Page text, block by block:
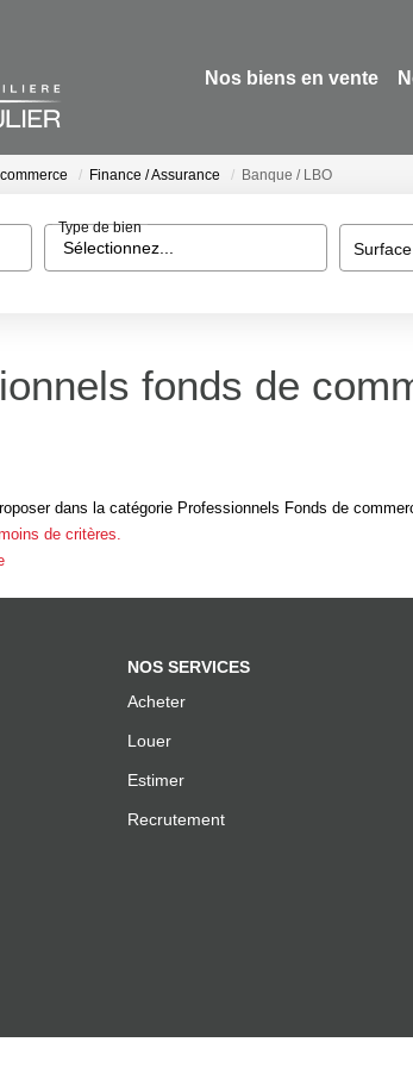
Nos biens en vente
Finance / Assurance Banque / LBO
Sélectionnez...
Type de bien
fonds de
dans la catégorie Professionnels Fonds de
de critères.
NOS SERVICES
Acheter
Louer
Estimer
Recrutement